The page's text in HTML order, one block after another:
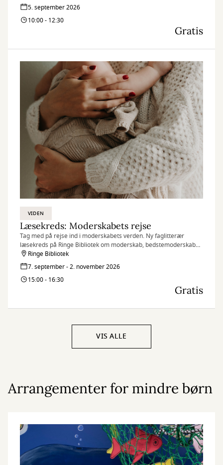
5. september 2026
10:00 - 12:30
Gratis
VIDEN
Læsekreds: Moderskabets rejse
Tag med på rejse ind i moderskabets verden. Ny faglitterær
læsekreds på Ringe Bibliotek om moderskab, bedstemoderskab
og disses forgreninger.
Ringe Bibliotek
7. september - 2. november 2026
15:00 - 16:30
Gratis
VIS ALLE
Arrangementer for mindre børn